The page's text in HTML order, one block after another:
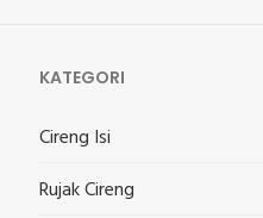
KATEGORI
Cireng Isi
Rujak Cireng